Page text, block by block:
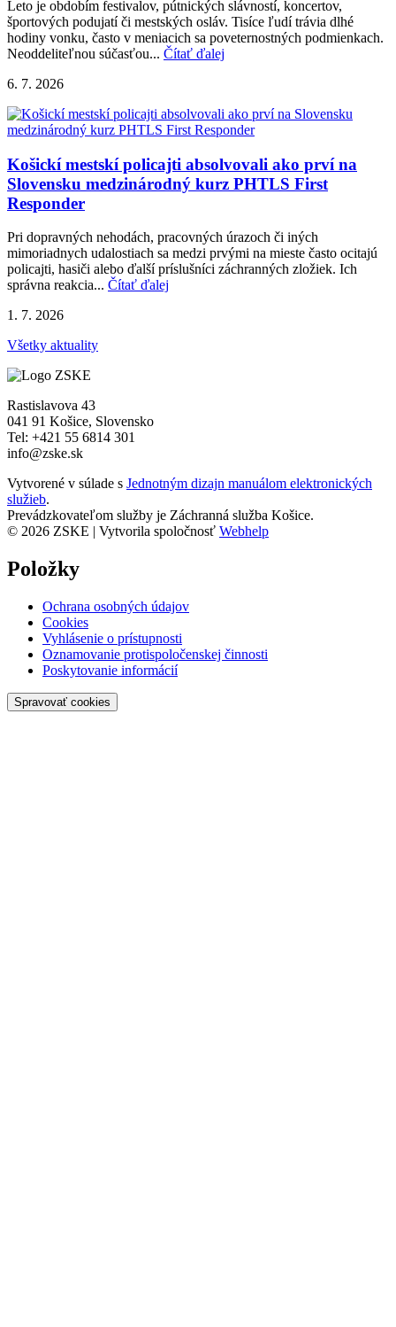
Leto je obdobím festivalov, pútnických slávností, koncertov,
športových podujatí či mestských osláv. Tisíce ľudí trávia dlhé
hodiny vonku, často v meniacich sa poveternostných podmienkach.
Neoddeliteľnou súčasťou... Čítať ďalej
6. 7. 2026
Košickí mestskí policajti absolvovali ako prví na
Slovensku medzinárodný kurz PHTLS First
Responder
Pri dopravných nehodách, pracovných úrazoch či iných
mimoriadnych udalostiach sa medzi prvými na mieste často ocitajú
policajti, hasiči alebo ďalší príslušníci záchranných zložiek. Ich
správna reakcia... Čítať ďalej
1. 7. 2026
Všetky aktuality
Rastislavova 43
041 91 Košice, Slovensko
Tel: +421 55 6814 301
info@zske.sk
Vytvorené v súlade s Jednotným dizajn manuálom elektronických
služieb.
Prevádzkovateľom služby je Záchranná služba Košice.
© 2026 ZSKE | Vytvorila spoločnosť Webhelp
Položky
Ochrana osobných údajov
Cookies
Vyhlásenie o prístupnosti
Oznamovanie protispoločenskej činnosti
Poskytovanie informácií
Spravovať cookies